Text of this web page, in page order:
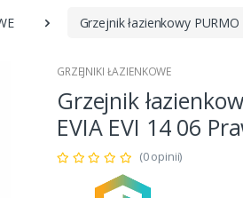
Grzejnik łazienkowy
GRZEJNIKI ŁAZIENKOWE
Grzejnik
EVIA EVI 14 06
(0 opinii)